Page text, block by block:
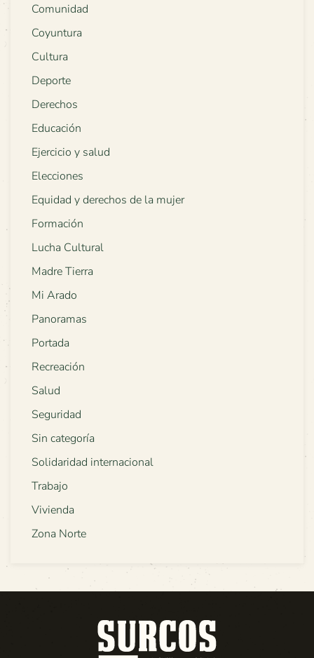
Comunidad
Coyuntura
Cultura
Deporte
Derechos
Educación
Ejercicio y salud
Elecciones
Equidad y derechos de la mujer
Formación
Lucha Cultural
Madre Tierra
Mi Arado
Panoramas
Portada
Recreación
Salud
Seguridad
Sin categoría
Solidaridad internacional
Trabajo
Vivienda
Zona Norte